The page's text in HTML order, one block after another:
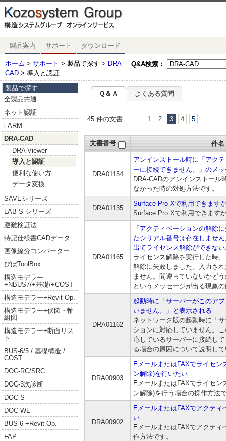
製品案内 サポート ダウンロード
Q&A検索：
ホーム > サポート > 製品で探す > DRA-
CAD > 導入と認証
製品で探す
全製品共通
ネット認証
i-ARM
DRA-CAD
DRA Viewer
導入と認証
便利な使い方
データ変換
SAVEシリーズ
LAB-S シリーズ
避難検証法
特記仕様書CADデータ
画像線分コンバーター
ぴぼToolBox
構造モデラー
+NBUS7/+基礎/+COST
構造モデラー+Revit Op.
構造モデラー+伏図・軸
組図
構造モデラー+断面リス
ト
BUS-6/5 / 基礎構造 /
COST
DOC-RC/SRC
DOC-3次診断
DOC-S
DOC-WL
BUS-6 +Revit Op.
FAP
Ｑ＆Ａ よくある質問
45 件の文書 1 2 3 4 5
文書番号 件名
DRA01154
アンインストール時に「アク
ーに接続できません。」のメ
DRA-CADのアンインストール
なかった時の対処方法です。
DRA01135
Surface Pro Xで利用できます
Surface Pro Xで利用できます
DRA01165
「アクティベーションの解除
たシリアル番号は存在しませ
出てライセンス解除ができな
ライセンス解除を実行した時
解除に失敗しました。入力さ
ません。間違っていないかど
というメッセージが出る現象
DRA01162
起動時に「サーバーがこのア
いません。」と表示される
ネットワーク版の起動時に「
ションに対応していません。
応しているサーバーに接続し
る場合の原因について説明し
DRA00903
EメールまたはFAXでライセン
ン解除)を行いたい
EメールまたはFAXでライセン
ン解除)を行う場合の操作方法
DRA00902
EメールまたはFAXでアクティ
い
EメールまたはFAXでアクティ
作方法です。